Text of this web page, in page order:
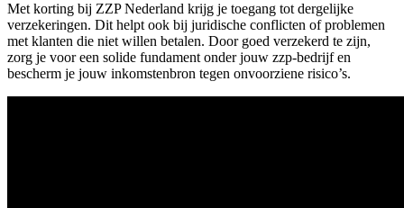
Met korting bij ZZP Nederland krijg je toegang tot dergelijke
verzekeringen. Dit helpt ook bij juridische conflicten of problemen
met klanten die niet willen betalen. Door goed verzekerd te zijn,
zorg je voor een solide fundament onder jouw zzp-bedrijf en
bescherm je jouw inkomstenbron tegen onvoorziene risico’s.